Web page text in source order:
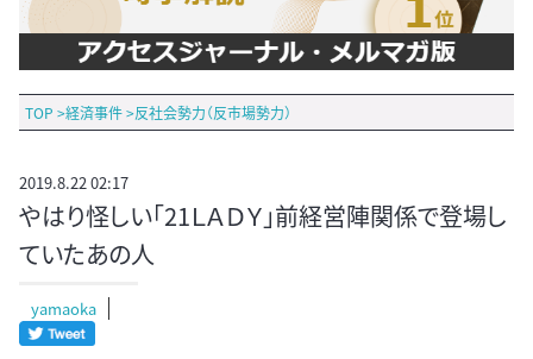
TOP >経済事件>反社会勢力（反市場勢力）
2019.8.22 02:17
やはり怪しい「21ＬＡＤＹ」前経営陣関係で登場し
ていたあの人
yamaoka